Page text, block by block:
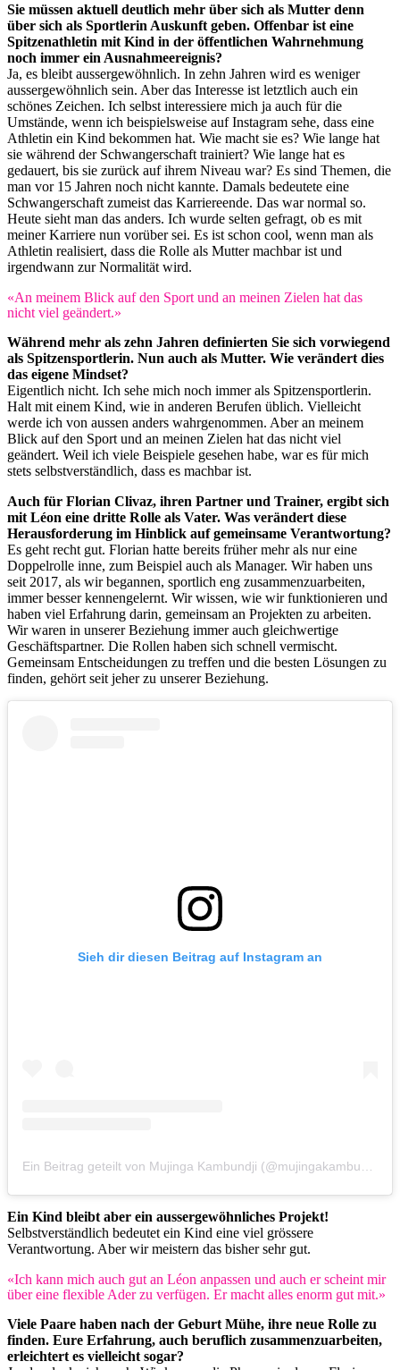
Sie müssen aktuell deutlich mehr über sich als Mutter denn
über sich als Sportlerin Auskunft geben. Offenbar ist eine
Spitzenathletin mit Kind in der öffentlichen Wahrnehmung
noch immer ein Ausnahmeereignis?
Ja, es bleibt aussergewöhnlich. In zehn Jahren wird es weniger
aussergewöhnlich sein. Aber das Interesse ist letztlich auch ein
schönes Zeichen. Ich selbst interessiere mich ja auch für die
Umstände, wenn ich beispielsweise auf Instagram sehe, dass eine
Athletin ein Kind bekommen hat. Wie macht sie es? Wie lange hat
sie während der Schwangerschaft trainiert? Wie lange hat es
gedauert, bis sie zurück auf ihrem Niveau war? Es sind Themen, die
man vor 15 Jahren noch nicht kannte. Damals bedeutete eine
Schwangerschaft zumeist das Karriereende. Das war normal so.
Heute sieht man das anders. Ich wurde selten gefragt, ob es mit
meiner Karriere nun vorüber sei. Es ist schon cool, wenn man als
Athletin realisiert, dass die Rolle als Mutter machbar ist und
irgendwann zur Normalität wird.
«An meinem Blick auf den Sport und an meinen Zielen hat das
nicht viel geändert.»
Während mehr als zehn Jahren definierten Sie sich vorwiegend
als Spitzensportlerin. Nun auch als Mutter. Wie verändert dies
das eigene Mindset?
Eigentlich nicht. Ich sehe mich noch immer als Spitzensportlerin.
Halt mit einem Kind, wie in anderen Berufen üblich. Vielleicht
werde ich von aussen anders wahrgenommen. Aber an meinem
Blick auf den Sport und an meinen Zielen hat das nicht viel
geändert. Weil ich viele Beispiele gesehen habe, war es für mich
stets selbstverständlich, dass es machbar ist.
Auch für Florian Clivaz, ihren Partner und Trainer, ergibt sich
mit Léon eine dritte Rolle als Vater. Was verändert diese
Herausforderung im Hinblick auf gemeinsame Verantwortung?
Es geht recht gut. Florian hatte bereits früher mehr als nur eine
Doppelrolle inne, zum Beispiel auch als Manager. Wir haben uns
seit 2017, als wir begannen, sportlich eng zusammenzuarbeiten,
immer besser kennengelernt. Wir wissen, wie wir funktionieren und
haben viel Erfahrung darin, gemeinsam an Projekten zu arbeiten.
Wir waren in unserer Beziehung immer auch gleichwertige
Geschäftspartner. Die Rollen haben sich schnell vermischt.
Gemeinsam Entscheidungen zu treffen und die besten Lösungen zu
finden, gehört seit jeher zu unserer Beziehung.
Sieh dir diesen Beitrag auf Instagram an
Ein Kind bleibt aber ein aussergewöhnliches Projekt!
Selbstverständlich bedeutet ein Kind eine viel grössere
Verantwortung. Aber wir meistern das bisher sehr gut.
«Ich kann mich auch gut an Léon anpassen und auch er scheint mir
über eine flexible Ader zu verfügen. Er macht alles enorm gut mit.»
Viele Paare haben nach der Geburt Mühe, ihre neue Rolle zu
finden. Eure Erfahrung, auch beruflich zusammenzuarbeiten,
erleichtert es vielleicht sogar?